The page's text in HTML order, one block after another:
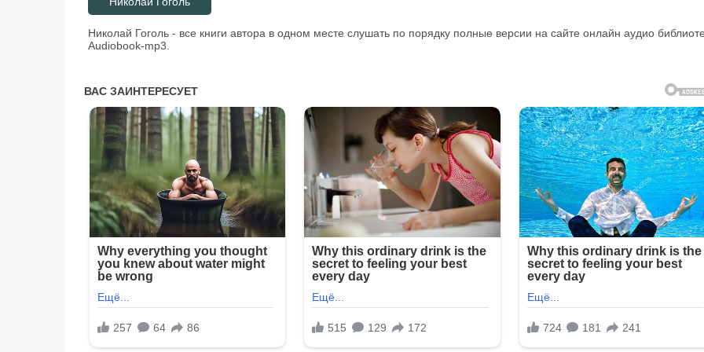
Николай Гоголь - все книги автора в одном месте слушать по порядку полные версии на сайте онлайн аудио
Audiobook-mp3.